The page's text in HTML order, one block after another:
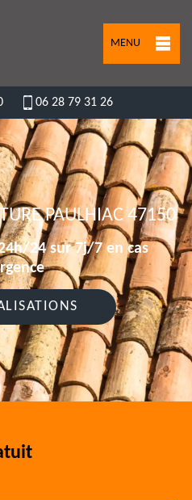
MENU
06 28 79 31 26
PAULHIAC 47150
24 sur 7j/7 en cas